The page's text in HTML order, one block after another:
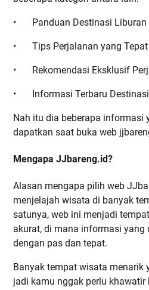
• Panduan Destinasi Liburan
• Tips Perjalanan yang Tepat
• Rekomendasi Eksklusif
• Informasi Terbaru
Nah itu dia beberapa informasi
dapatkan saat buka web
Mengapa JJbareng.id?
Alasan mengapa pilih web
menjelajah wisata di banyak
satunya, web ini menjadi
akurat, di mana informasi yang
dengan pas dan tepat.
Banyak tempat wisata menarik
jadi kamu nggak perlu